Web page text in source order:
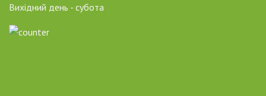
Вихідний день - субота